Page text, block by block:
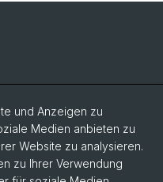
und Anzeigen zu
Medien anbieten zu
Website zu analysieren.
zu Ihrer Verwendung